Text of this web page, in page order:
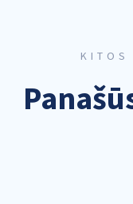
KITOS